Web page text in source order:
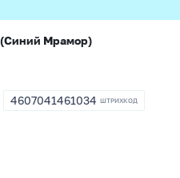
(Синий Мрамор)
ШТРИХКОД
4607041461034 ШТРИХКОД